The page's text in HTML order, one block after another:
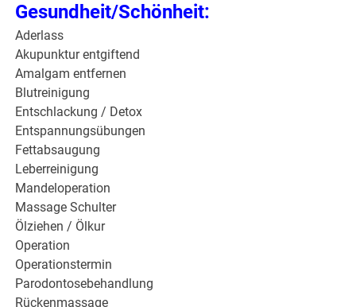
Gesundheit/Schönheit:
Aderlass
Akupunktur entgiftend
Amalgam entfernen
Blutreinigung
Entschlackung / Detox
Entspannungsübungen
Fettabsaugung
Leberreinigung
Mandeloperation
Massage Schulter
Ölziehen / Ölkur
Operation
Operationstermin
Parodontosebehandlung
Rückenmassage